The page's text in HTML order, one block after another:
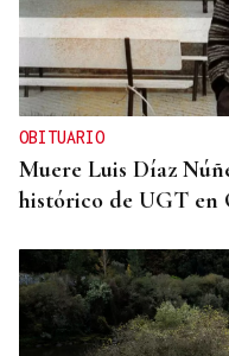
OBITUARIO
Muere Luis Díaz
histórico de UGT en